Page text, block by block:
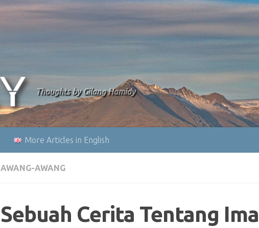
Thoughts by Gilang Hamidy
More Articles in English
AWANG-AWANG
Sebuah Cerita Tentang